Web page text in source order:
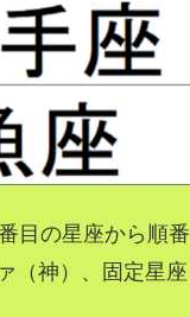
目の星座から順番
（神）、固定星座